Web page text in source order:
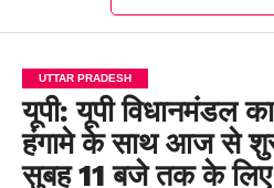
UTTAR PRADESH
यूपी: यूपी विधानमंडल
हंगामे के साथ आज से
सुबह 11 बजे तक के लिए